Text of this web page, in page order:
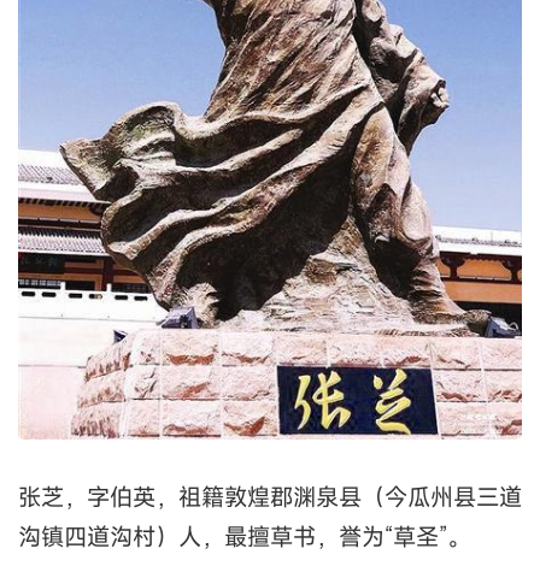
张芝，字伯英，祖籍敦煌郡渊泉县（今瓜州县三道
沟镇四道沟村）人，最擅草书，誉为“草圣”。